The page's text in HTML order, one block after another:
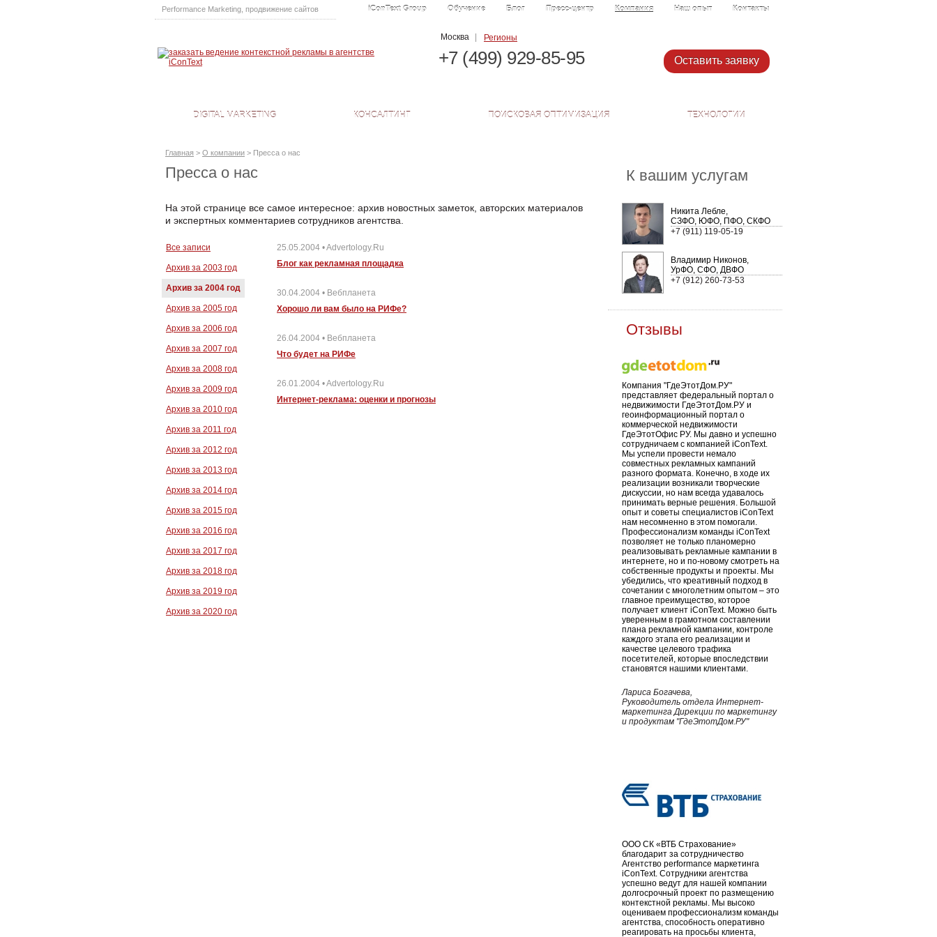
Москва Регионы
Performance Marketing продвижение сайтов iConText Group Обучение Блог Пресс-центр Компания Наш опыт Контакты
+7 (499) 929-85-95 Оставить заявку
DIGITAL MARKETING КОНСАЛТИНГ ПОИСКОВАЯ ОПТИМИЗАЦИЯ ТЕХНОЛОГИИ
Главная > О компании > Пресса о нас
Пресса о нас
На этой странице все самое интересное: архив новостных заметок, авторских материалов
и экспертных комментариев сотрудников агентства.
Все записи
Архив за 2003 год
Архив за 2004 год
Архив за 2005 год
Архив за 2006 год
Архив за 2007 год
Архив за 2008 год
Архив за 2009 год
Архив за 2010 год
Архив за 2011 год
Архив за 2012 год
Архив за 2013 год
Архив за 2014 год
Архив за 2015 год
Архив за 2016 год
Архив за 2017 год
Архив за 2018 год
Архив за 2019 год
Архив за 2020 год
25.05.2004 • Advertology.Ru
Блог как рекламная площадка
30.04.2004 • Вебпланета
Хорошо ли вам было на РИФе?
26.04.2004 • Вебпланета
Что будет на РИФе
26.01.2004 • Advertology.Ru
Интернет-реклама: оценки и прогнозы
К вашим услугам
Никита Лебле,
СЗФО, ЮФО, ПФО, СКФО
+7 (911) 119-05-19
Владимир Никонов,
УрФО, СФО, ДВФО
+7 (912) 260-73-53
Отзывы
Компания "ГдеЭтотДом.РУ"
представляет федеральный портал о
недвижимости ГдеЭтотДом.РУ и
геоинформационный портал о
коммерческой недвижимости
ГдеЭтотОфис РУ. Мы давно и успешно
сотрудничаем с компанией iConText.
Мы успели провести немало
совместных рекламных кампаний
разного формата. Конечно, в ходе их
реализации возникали творческие
дискуссии, но нам всегда удавалось
принимать верные решения. Большой
опыт и советы специалистов iConText
нам несомненно в этом помогали.
Профессионализм команды iConText
позволяет не только планомерно
реализовывать рекламные кампании в
интернете, но и по-новому смотреть на
собственные продукты и проекты. Мы
убедились, что креативный подход в
сочетании с многолетним опытом – это
главное преимущество, которое
получает клиент iConText. Можно быть
уверенным в грамотном составлении
плана рекламной кампании, контроле
каждого этапа его реализации и
качестве целевого трафика
посетителей, которые впоследствии
становятся нашими клиентами.
Лариса Богачева,
Руководитель отдела Интернет-
маркетинга Дирекции по маркетингу
и продуктам "ГдеЭтотДом.РУ"
ООО СК «ВТБ Страхование»
благодарит за сотрудничество
Агентство performance маркетинга
iConText. Сотрудники агентства
успешно ведут для нашей компании
долгосрочный проект по размещению
контекстной рекламы. Мы высоко
оцениваем профессионализм команды
агентства, способность оперативно
реагировать на просьбы клиента,